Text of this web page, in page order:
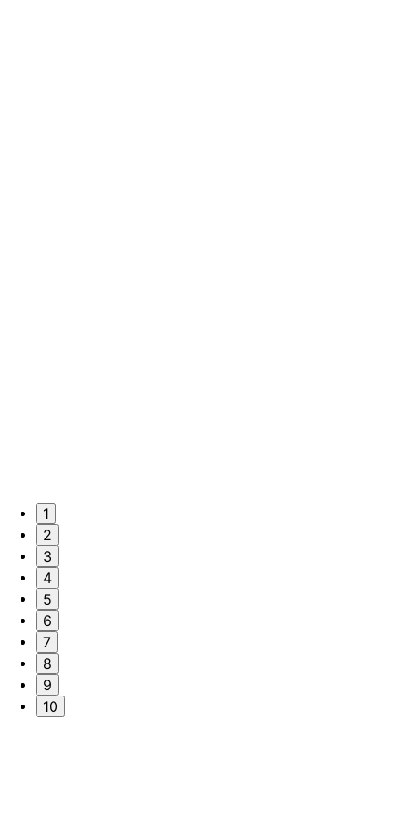
1
2
3
4
5
6
7
8
9
10